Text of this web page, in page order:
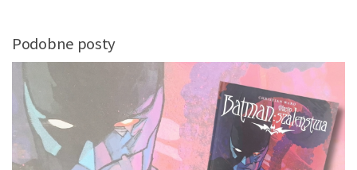
Podobne posty